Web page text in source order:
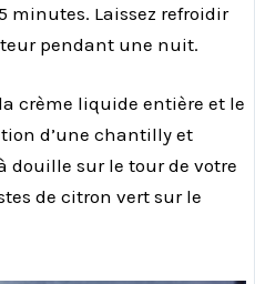
minutes. Laissez refroidir
pendant une nuit.
crème liquide entière et le
d’une chantilly et
douille sur le tour de votre
de citron vert sur le